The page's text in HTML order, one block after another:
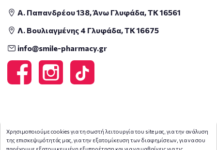
Χρησιμοποιούμε cookies για τη σωστή λειτουργία του site μας, για την ανάλυση
της επισκεψιμότητάς μας, για την εξατομίκευση των διαφημίσεων, για να σου
Α. Παπανδρέου 138, Άνω Γλυφάδα, ΤΚ 16561
Λ. Βουλιαγμένης 4 Γλυφάδα, ΤΚ 16675
info@smile-pharmacy.gr